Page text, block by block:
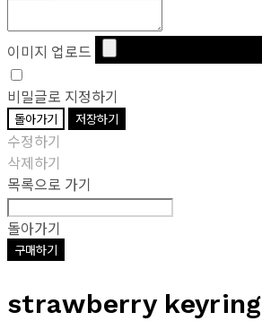
이미지 업로드
비밀글로 지정하기
돌아가기 저장하기
수정하기
삭제하기
목록으로 가기
돌아가기
구매하기
strawberry keyring